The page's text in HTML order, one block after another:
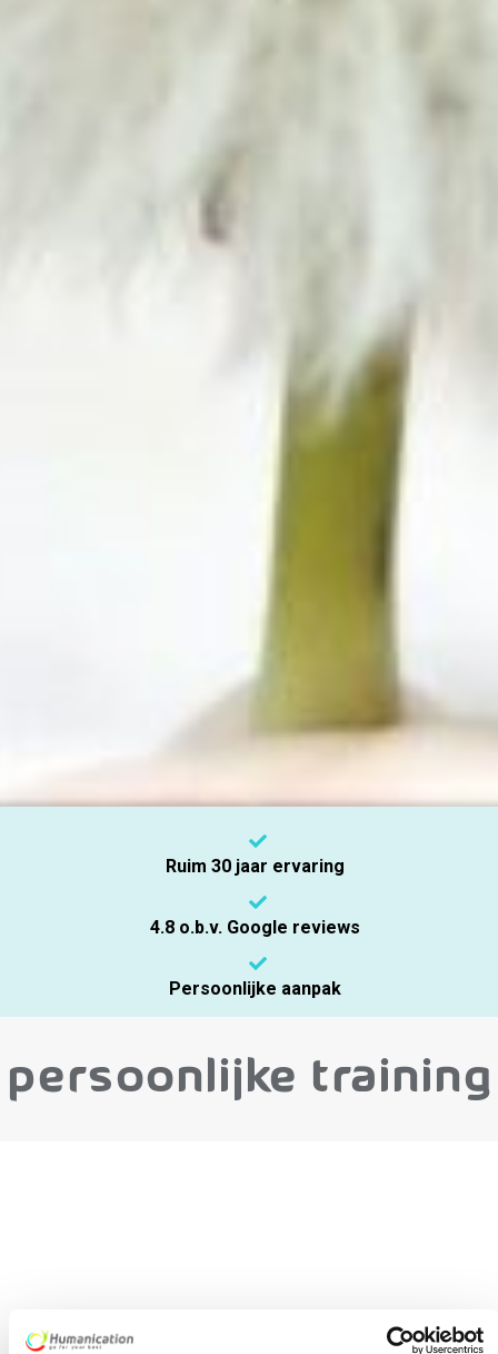
Ruim 30 jaar ervaring
4.8 o.b.v. Google reviews
Persoonlijke aanpak
Persoonlijke training